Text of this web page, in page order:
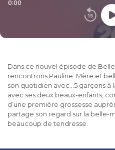
Dans ce nouvel épisode de
rencontrons Pauline. Mère et
son quotidien avec…5 garçons à
avec ses deux beaux-enfants,
d’une première grossesse
partage son regard sur la belle-
beaucoup de tendresse.